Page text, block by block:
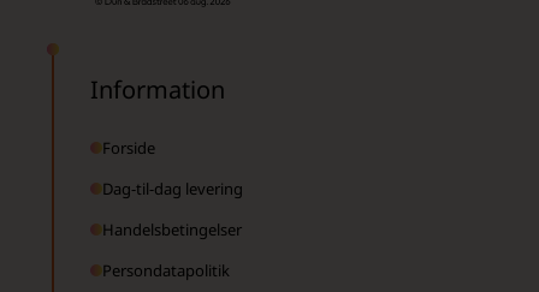
Information
Forside
Dag-til-dag levering
Handelsbetingelser
Persondatapolitik